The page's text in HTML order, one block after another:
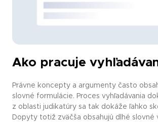
Ako pracuje
Právne koncepty a argumenty často
slovné formulácie. Proces vyhľadávania
z oblasti judikatúry sa tak dokáže ľahko
Dopyty totiž zväčša obsahujú dlhé slovné